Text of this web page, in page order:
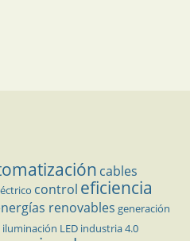
cables
control eficiencia
renovables generación
iluminación LED industria 4.0